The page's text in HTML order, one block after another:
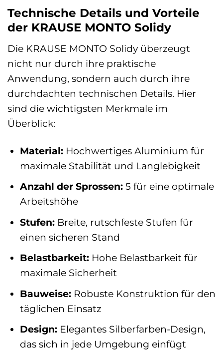
Technische Details und Vorteile
der KRAUSE MONTO Solidy
Die KRAUSE MONTO Solidy überzeugt
nicht nur durch ihre praktische
Anwendung, sondern auch durch ihre
durchdachten technischen Details. Hier
sind die wichtigsten Merkmale im
Überblick:
Material:Hochwertiges Aluminium für
maximale Stabilität und Langlebigkeit
Anzahl der Sprossen:5 für eine optimale
Arbeitshöhe
Stufen:Breite, rutschfeste Stufen für
einen sicheren Stand
Belastbarkeit:Hohe Belastbarkeit für
maximale Sicherheit
Bauweise:Robuste Konstruktion für den
täglichen Einsatz
Design:Elegantes Silberfarben-Design,
das sich in jede Umgebung einfügt